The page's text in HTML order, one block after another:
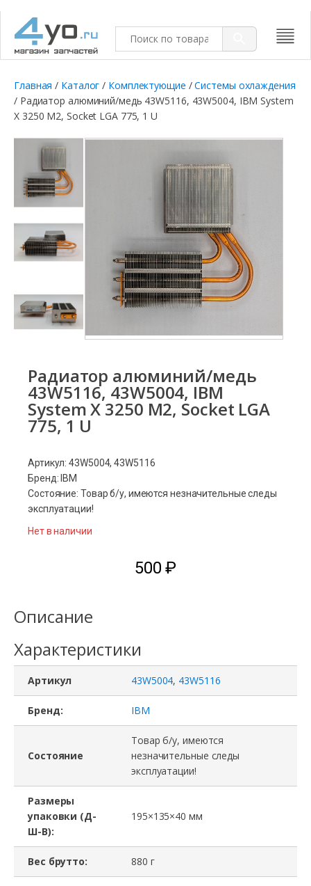
Главная / Каталог / Комплектующие /Системы охлаждения
/ Радиатор алюминий/медь 43W5116, 43W5004, IBM System
X 3250 M2, Socket LGA 775, 1 U
Радиатор алюминий/медь
43W5116, 43W5004, IBM
System X 3250 M2, Socket LGA
775, 1 U
Артикул: 43W5004, 43W5116
Бренд: IBM
Состояние: Товар б/у, имеются незначительные следы
эксплуатации!
Нет в наличии
500₽
Описание
Характеристики
Артикул 43W5004, 43W5116
Бренд: IBM
Состояние
Товар б/у, имеются
незначительные следы
эксплуатации!
Размеры
упаковки (Д-
Ш-В):
195×135×40 мм
Вес брутто: 880 г